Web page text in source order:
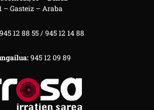
– Gasteiz – Araba
12 88 55 / 945 12 14 88
945 12 09 89